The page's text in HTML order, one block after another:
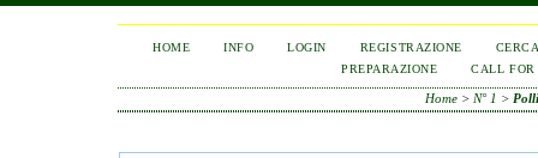
HOME INFO LOGIN REGISTRAZIONE
PREPARAZIONE
CALL FOR
Home > N° 1 >